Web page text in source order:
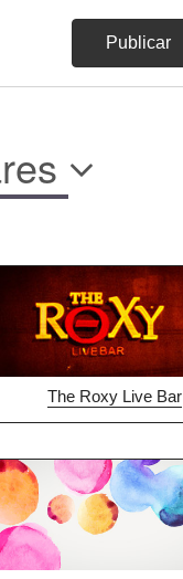
Publicar
The Roxy Live Bar